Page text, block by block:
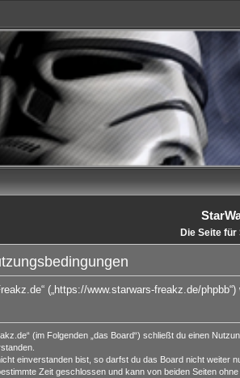
Die Seite
(„https://www.starwars-freakz.de/
(im Folgenden „das Board“) schließt du einen
einverstanden bist, so darfst du das Board nicht weiter
Zeit geschlossen und kann von beiden Seiten